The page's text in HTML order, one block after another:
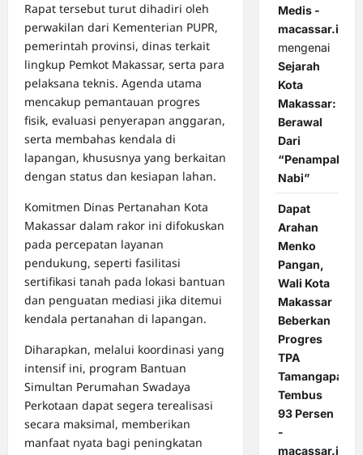
Rapat tersebut turut dihadiri oleh
perwakilan dari Kementerian PUPR,
pemerintah provinsi, dinas terkait
lingkup Pemkot Makassar, serta para
pelaksana teknis. Agenda utama
mencakup pemantauan progres
fisik, evaluasi penyerapan anggaran,
serta membahas kendala di
lapangan, khususnya yang berkaitan
dengan status dan kesiapan lahan.
Komitmen Dinas Pertanahan Kota
Makassar dalam rakor ini difokuskan
pada percepatan layanan
pendukung, seperti fasilitasi
sertifikasi tanah pada lokasi bantuan
dan penguatan mediasi jika ditemui
kendala pertanahan di lapangan.
Diharapkan, melalui koordinasi yang
intensif ini, program Bantuan
Simultan Perumahan Swadaya
Perkotaan dapat segera terealisasi
secara maksimal, memberikan
manfaat nyata bagi peningkatan
Medis -
macassar.id
mengenai
Sejarah
Kota
Makassar:
Berawal
Dari
“Penampakan
Nabi”
Dapat
Arahan
Menko
Pangan,
Wali Kota
Makassar
Beberkan
Progres
TPA
Tamangapa
Tembus
93 Persen
-
macassar.id